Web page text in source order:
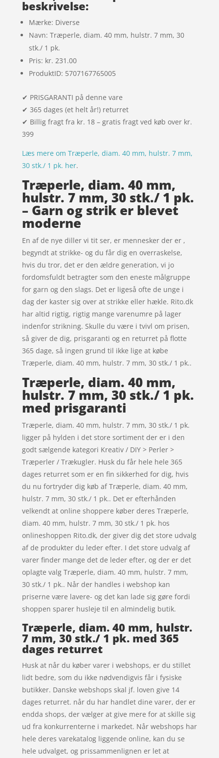
beskrivelse:
Mærke: Diverse
Navn: Træperle, diam. 40 mm, hulstr. 7 mm, 30
stk./ 1 pk.
Pris: kr. 231.00
ProduktID: 5707167765005
✔ PRISGARANTI på denne vare
✔ 365 dages (et helt år!) returret
✔ Billig fragt fra kr. 18 – gratis fragt ved køb over kr.
399
Læs mere om Træperle, diam. 40 mm, hulstr. 7 mm,
30 stk./ 1 pk. her.
Træperle, diam. 40 mm,
hulstr. 7 mm, 30 stk./ 1 pk.
– Garn og strik er blevet
moderne
En af de nye diller vi tit ser, er mennesker der er ,
begyndt at strikke- og du får dig en overraskelse,
hvis du tror, det er den ældre generation, vi jo
fordomsfuldt betragter som den eneste målgruppe
for garn og den slags. Det er ligeså ofte de unge i
dag der kaster sig over at strikke eller hækle. Rito.dk
har altid rigtig, rigtig mange varenumre på lager
indenfor strikning. Skulle du være i tvivl om prisen,
så giver de dig, prisgaranti og en returret på flotte
365 dage, så ingen grund til ikke lige at købe
Træperle, diam. 40 mm, hulstr. 7 mm, 30 stk./ 1 pk..
Træperle, diam. 40 mm,
hulstr. 7 mm, 30 stk./ 1 pk.
med prisgaranti
Træperle, diam. 40 mm, hulstr. 7 mm, 30 stk./ 1 pk.
ligger på hylden i det store sortiment der er i den
godt sælgende kategori Kreativ / DIY > Perler >
Træperler / Trækugler. Husk du får hele hele 365
dages returret som er en fin sikkerhed for dig, hvis
du nu fortryder dig køb af Træperle, diam. 40 mm,
hulstr. 7 mm, 30 stk./ 1 pk.. Det er efterhånden
velkendt at online shoppere køber deres Træperle,
diam. 40 mm, hulstr. 7 mm, 30 stk./ 1 pk. hos
onlineshoppen Rito.dk, der giver dig det store udvalg
af de produkter du leder efter. I det store udvalg af
varer finder mange det de leder efter, og der er det
oplagte valg Træperle, diam. 40 mm, hulstr. 7 mm,
30 stk./ 1 pk.. Når der handles i webshop kan
priserne være lavere- og det kan lade sig gøre fordi
shoppen sparer husleje til en almindelig butik.
Træperle, diam. 40 mm, hulstr.
7 mm, 30 stk./ 1 pk. med 365
dages returret
Husk at når du køber varer i webshops, er du stillet
lidt bedre, som du ikke nødvendigvis får i fysiske
butikker. Danske webshops skal jf. loven give 14
dages returret. når du har handlet dine varer, der er
endda shops, der vælger at give mere for at skille sig
ud fra konkurrenterne i markedet. Når webshops har
hele deres varekatalog liggende online, kan du se
hele udvalget, og prissammenlignen er let at